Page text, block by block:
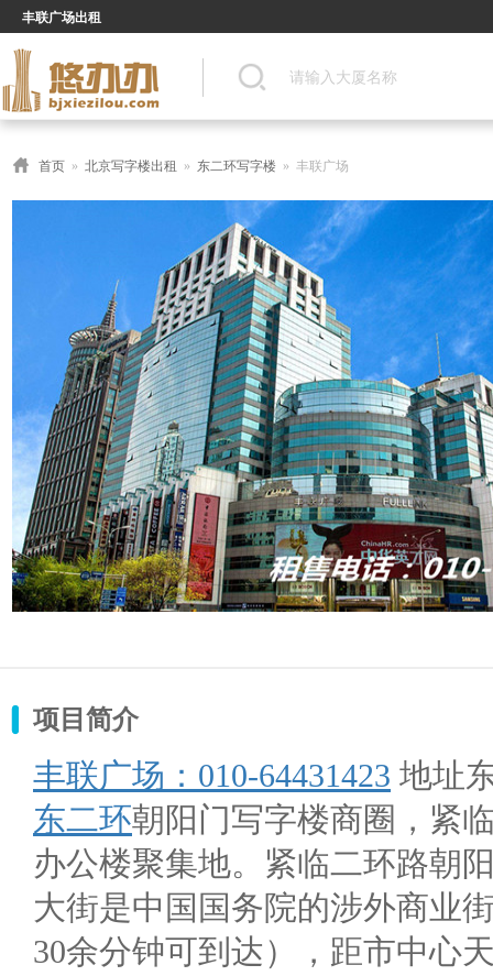
丰联广场出租
首页 » 北京写字楼出租 » 东二环写字楼 » 丰联广场
项目简介
丰联广场：010-64431423 地址
东二环朝阳门写字楼商圈，紧
办公楼聚集地。紧临二环路朝
大街是中国国务院的涉外商业
30余分钟可到达），距市中心